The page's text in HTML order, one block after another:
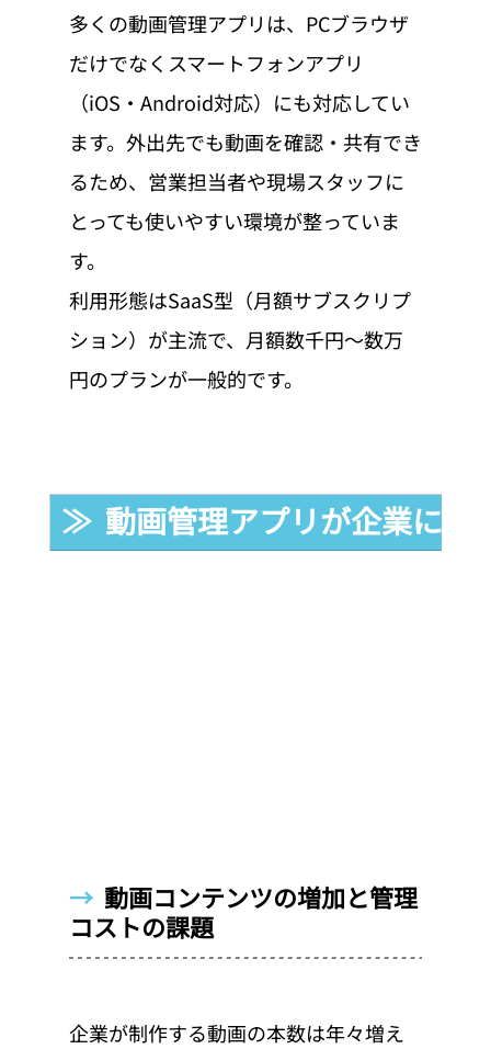
多くの動画管理アプリは、PCブラウザ
だけでなくスマートフォンアプリ
（iOS・Android対応）にも対応してい
ます。外出先でも動画を確認・共有でき
るため、営業担当者や現場スタッフに
とっても使いやすい環境が整っていま
す。
利用形態はSaaS型（月額サブスクリプ
ション）が主流で、月額数千円〜数万
円のプランが一般的です。
≫  動画管理アプリが企業に必
→ 動画コンテンツの増加と管理
コストの課題
企業が制作する動画の本数は年々増え